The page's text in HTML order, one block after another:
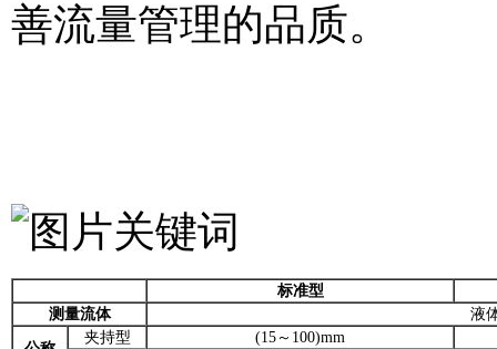
善流量管理的品质。
标准型
测量流体
液
夹持型 (15～100)mm